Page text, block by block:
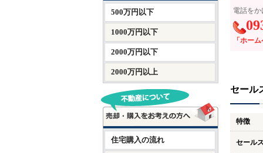
電話をか
「ホー
セール
特徴
セール
500万円以下
1000万円以下
2000万円以下
2000万円以上
住宅購入の流れ